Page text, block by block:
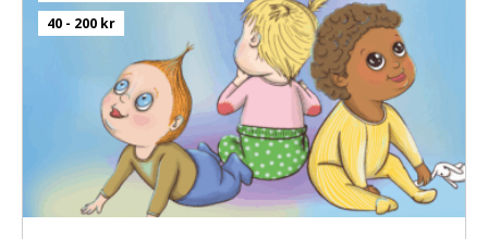
Mamadama Camara
Mariama Ciré Soumah
M’Mah Soumah
M’Mah Sylla
Djibril Coumbassa
Amara Tambassa
Mohamed Touré
Konstnärligt team
40 - 200 kr